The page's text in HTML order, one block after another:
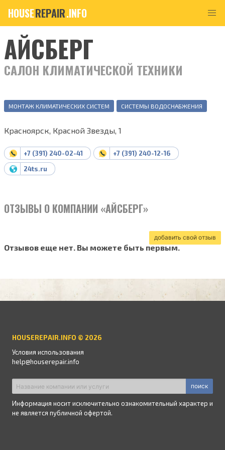
HOUSEREPAIR.INFO
АЙСБЕРГ
САЛОН КЛИМАТИЧЕСКОЙ ТЕХНИКИ
МОНТАЖ КЛИМАТИЧЕСКИХ СИСТЕМ СИСТЕМЫ ВОДОСНАБЖЕНИЯ
Красноярск, Красной Звезды, 1
+7 (391) 240-02-41
+7 (391) 240-12-16
24ts.ru
ОТЗЫВЫ О КОМПАНИИ «АЙСБЕРГ»
добавить свой отзыв
Отзывов еще нет. Вы можете быть первым.
HOUSEREPAIR.INFO © 2026
Условия использования
help@houserepair.info
поиск
Информация носит исключительно ознакомительный характер и
не является публичной офертой.